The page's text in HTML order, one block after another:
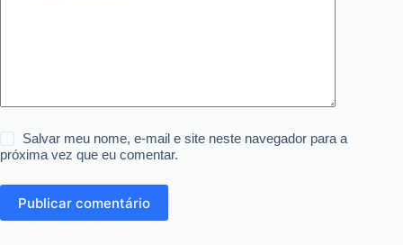
Salvar meu nome, e-mail e site neste navegador para a
próxima vez que eu comentar.
Publicar comentário